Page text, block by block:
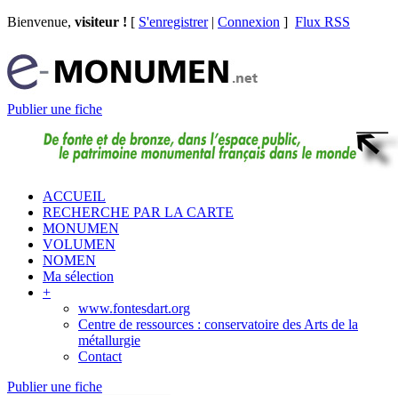
Bienvenue, visiteur ! [ S'enregistrer| Connexion ] Flux RSS
Publier une fiche
ACCUEIL
RECHERCHE PAR LA CARTE
MONUMEN
VOLUMEN
NOMEN
Ma sélection
+
www.fontesdart.org
Centre de ressources : conservatoire des Arts de la
métallurgie
Contact
Publier une fiche